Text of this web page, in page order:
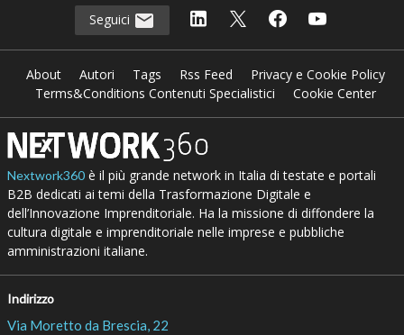
Seguici
About Autori Tags Rss Feed
Privacy e Cookie Policy
Terms&Conditions Contenuti Specialistici
Cookie Center
Nextwork360è il più grande network in Italia di testate e portali
B2B dedicati ai temi della Trasformazione Digitale e
dell’Innovazione Imprenditoriale. Ha la missione di diffondere la
cultura digitale e imprenditoriale nelle imprese e pubbliche
amministrazioni italiane.
Indirizzo
Via Moretto da Brescia, 22